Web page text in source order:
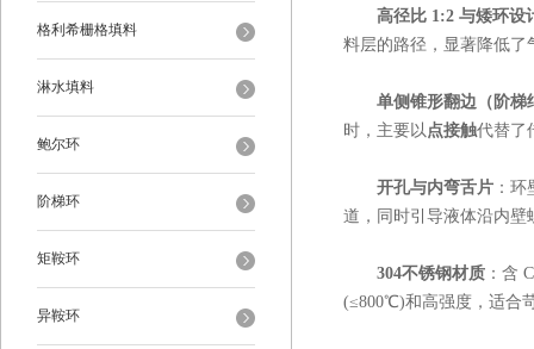
格利希栅格填料
淋水填料
鲍尔环
阶梯环
矩鞍环
异鞍环
高径比 1:2 与矮环设
料层的路径，显著降低了
单侧锥形翻边（阶梯
时，主要以点接触代替了
开孔与内弯舌片 ：
道，同时引导液体沿内壁
304不锈钢材质 ：含
(≤800℃)和高强度，适合